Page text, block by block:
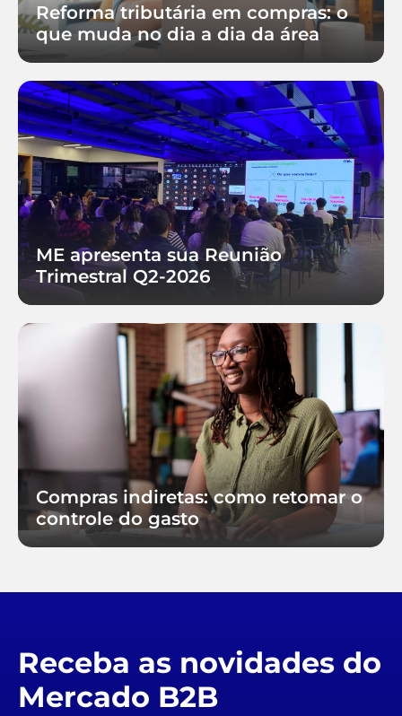
Reforma tributária em compras: o
que muda no dia a dia da área
ME apresenta sua Reunião
Trimestral Q2-2026
Compras indiretas: como retomar o
controle do gasto
Receba as novidades do
Mercado B2B